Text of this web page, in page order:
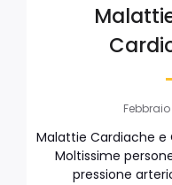
Febbraio
Malattie Cardiache e
Moltissime
pressione